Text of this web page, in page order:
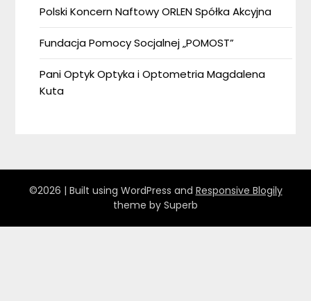
Polski Koncern Naftowy ORLEN Spółka Akcyjna
Fundacja Pomocy Socjalnej „POMOST”
Pani Optyk Optyka i Optometria Magdalena
Kuta
©2026 | Built using WordPress and Responsive Blogily
theme by Superb